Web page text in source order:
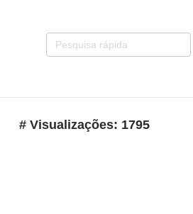
# Visualizações: 1795